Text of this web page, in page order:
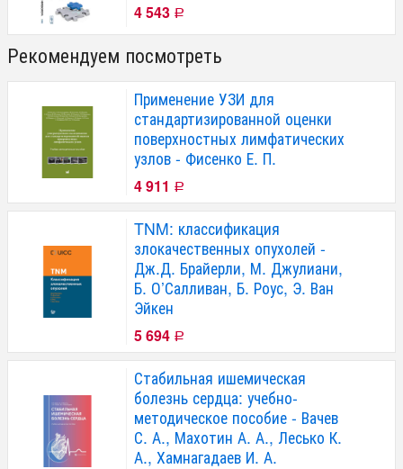
4 543 Р
Рекомендуем посмотреть
Применение УЗИ для
стандартизированной оценки
поверхностных лимфатических
узлов - Фисенко Е. П.
4 911 Р
TNM: классификация
злокачественных опухолей -
Дж.Д. Брайерли, М. Джулиани,
Б. О’Салливан, Б. Роус, Э. Ван
Эйкен
5 694 Р
Стабильная ишемическая
болезнь сердца: учебно-
методическое пособие - Вачев
С. А., Махотин А. А., Лесько К.
А., Хамнагадаев И. А.